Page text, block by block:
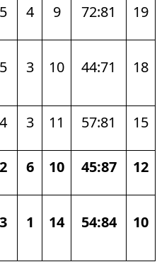
5 4 9 72:81 19
5 3 10 44:71 18
4 3 11 57:81 15
2 6 10 45:87 12
3 1 14 54:84 10